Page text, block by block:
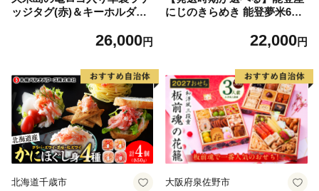
ッジタグ(赤)＆キーホルダー
26,000円
にじのきらめき 能登夢米6kg
22,000円
北海道千歳市 大阪府泉佐野市